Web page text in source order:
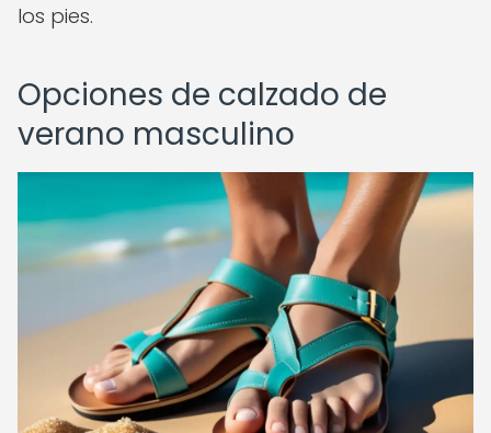
los pies.
Opciones de calzado de
verano masculino